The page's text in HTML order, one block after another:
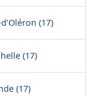
(17)
(17)
(17)